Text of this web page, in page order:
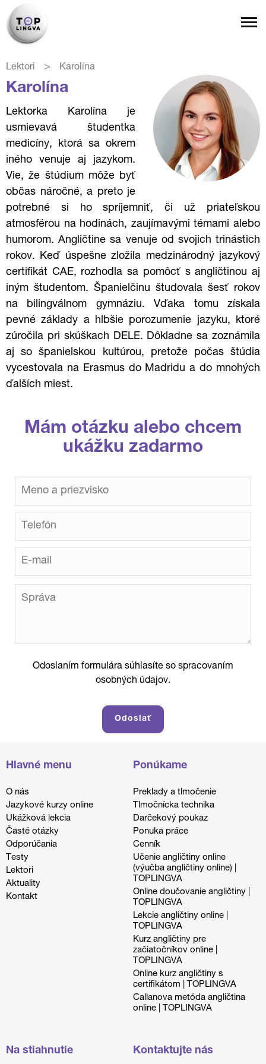
Lektori > Karolína
Karolína
Lektorka Karolína je
usmievavá študentka
medicíny, ktorá sa okrem
iného venuje aj jazykom.
Vie, že štúdium môže byť
občas náročné, a preto je
potrebné si ho spríjemniť, či už priateľskou
atmosférou na hodinách, zaujímavými témami alebo
humorom. Angličtine sa venuje od svojich trinástich
rokov. Keď úspešne zložila medzinárodný jazykový
certifikát CAE, rozhodla sa pomôcť s angličtinou aj
iným študentom. Španielčinu študovala šesť rokov
na bilingválnom gymnáziu. Vďaka tomu získala
pevné základy a hlbšie porozumenie jazyku, ktoré
zúročila pri skúškach DELE. Dôkladne sa zoznámila
aj so španielskou kultúrou, pretože počas štúdia
vycestovala na Erasmus do Madridu a do mnohých
ďalších miest.
Mám otázku alebo chcem
ukážku zadarmo
Odoslaním formulára súhlasíte so spracovaním
osobných údajov.
Hlavné menu
O nás
Jazykové kurzy online
Ukážková lekcia
Časté otázky
Odporúčania
Testy
Lektori
Aktuality
Kontakt
Ponúkame
Preklady a tlmočenie
Tlmočnícka technika
Darčekový poukaz
Ponuka práce
Cenník
Učenie angličtiny online
(výučba angličtiny online) |
TOPLINGVA
Online doučovanie angličtiny |
TOPLINGVA
Lekcie angličtiny online |
TOPLINGVA
Kurz angličtiny pre
začiatočníkov online |
TOPLINGVA
Online kurz angličtiny s
certifikátom | TOPLINGVA
Callanova metóda angličtina
online | TOPLINGVA
Na stiahnutie Kontaktujte nás